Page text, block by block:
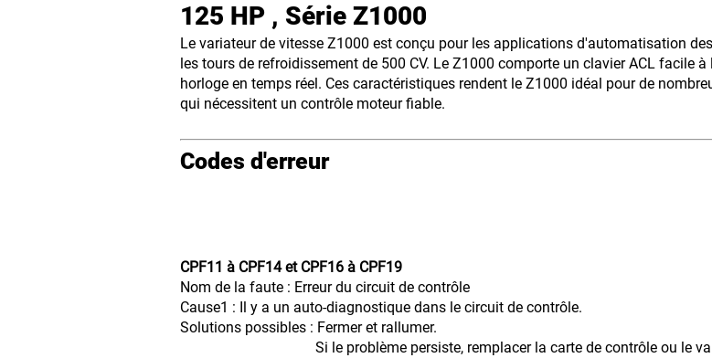
125 HP , Série Z1000
Le variateur de vitesse Z1000 est conçu pour les applications d'automatisation
les tours de refroidissement de 500 CV. Le Z1000 comporte un clavier ACL facile
horloge en temps réel. Ces caractéristiques rendent le Z1000 idéal pour de
qui nécessitent un contrôle moteur fiable.
Codes d'erreur
CPF11 à CPF14 et CPF16 à CPF19
Nom de la faute : Erreur du circuit de contrôle
Cause1 : Il y a un auto-diagnostique dans le circuit de contrôle.
Solutions possibles : Fermer et rallumer.
Si le problème persiste, remplacer la carte de contrôle ou le